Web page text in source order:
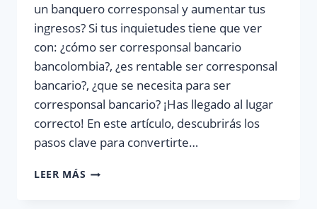
un banquero corresponsal y aumentar tus
ingresos? Si tus inquietudes tiene que ver
con: ¿cómo ser corresponsal bancario
bancolombia?, ¿es rentable ser corresponsal
bancario?, ¿que se necesita para ser
corresponsal bancario? ¡Has llegado al lugar
correcto! En este artículo, descubrirás los
pasos clave para convertirte…
LEER MÁS ¿CÓMO